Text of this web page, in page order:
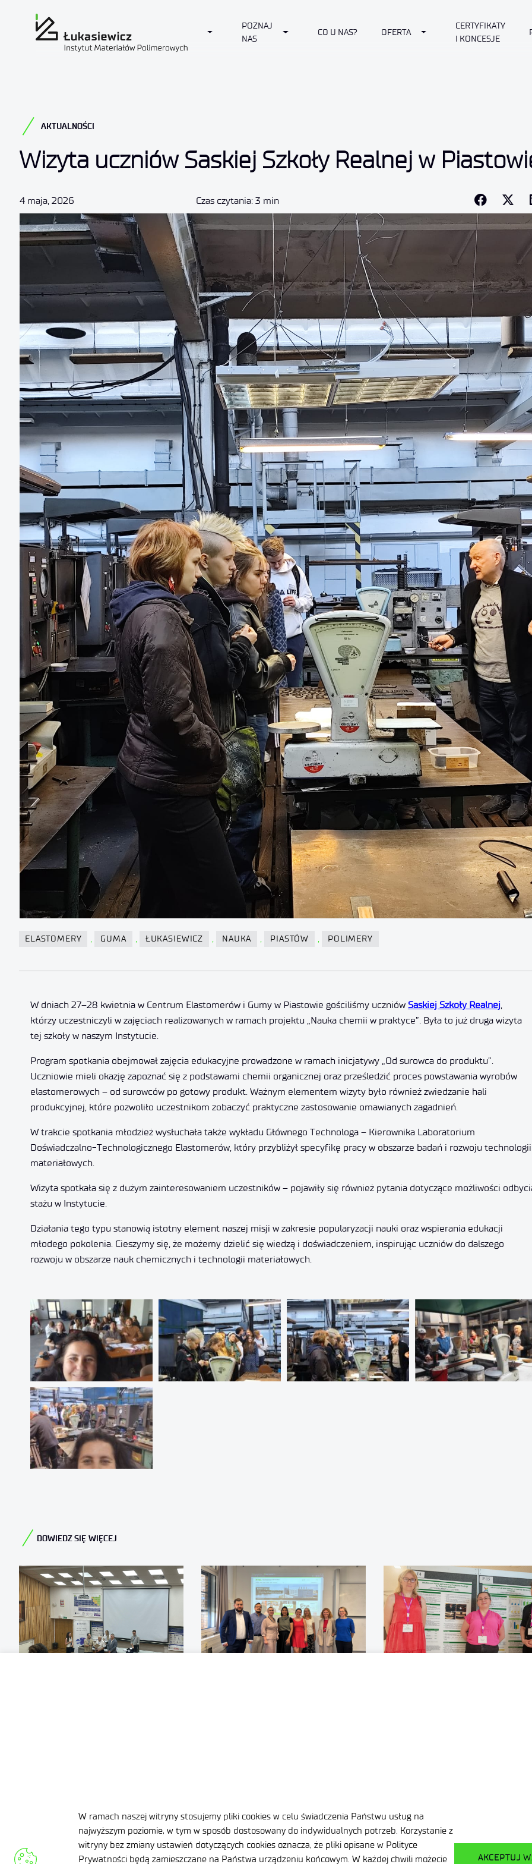
W ramach naszej witryny stosujemy pliki cookies w celu świadczenia Państwu usług na
najwyższym poziomie, w tym w sposób dostosowany do indywidualnych potrzeb. Korzystanie z
witryny bez zmiany ustawień dotyczących cookies oznacza, że pliki opisane w Polityce
Prywatności będą zamieszczane na Państwa urządzeniu końcowym. W każdej chwili możecie
AKCEPTUJ
Toggle Dropdown
POZNAJ
NAS
Toggle Dropdown
CO U NAS? OFERTA Toggle Dropdown
CERTYFIKATY
I KONCESJE
AKTUALNOŚCI
Wizyta uczniów Saskiej Szkoły Realnej w
4 maja, 2026 Czas czytania: 3 min
ELASTOMERY , GUMA , ŁUKASIEWICZ , NAUKA , PIASTÓW , POLIMERY
W dniach 27–28 kwietnia w Centrum Elastomerów i Gumy w Piastowie gościliśmy uczniów Saskiej Szkoły Realnej,
którzy uczestniczyli w zajęciach realizowanych w ramach projektu „Nauka chemii w praktyce”. Była to już druga wizyta
tej szkoły w naszym Instytucie.
Program spotkania obejmował zajęcia edukacyjne prowadzone w ramach inicjatywy „Od surowca do produktu”.
Uczniowie mieli okazję zapoznać się z podstawami chemii organicznej oraz prześledzić proces powstawania wyrobów
elastomerowych – od surowców po gotowy produkt. Ważnym elementem wizyty było również zwiedzanie hali
produkcyjnej, które pozwoliło uczestnikom zobaczyć praktyczne zastosowanie omawianych zagadnień.
W trakcie spotkania młodzież wysłuchała także wykładu Głównego Technologa – Kierownika Laboratorium
Doświadczalno-Technologicznego Elastomerów, który przybliżył specyfikę pracy w obszarze badań i rozwoju technologii
materiałowych.
Wizyta spotkała się z dużym zainteresowaniem uczestników – pojawiły się również pytania dotyczące możliwości
stażu w Instytucie.
Działania tego typu stanowią istotny element naszej misji w zakresie popularyzacji nauki oraz wspierania edukacji
młodego pokolenia. Cieszymy się, że możemy dzielić się wiedzą i doświadczeniem, inspirując uczniów do dalszego
rozwoju w obszarze nauk chemicznych i technologii materiałowych.
DOWIEDZ SIĘ WIĘCEJ
Wesołych Świąt Bożego Narodzenia